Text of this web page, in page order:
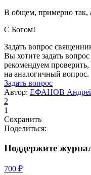
В общем, примерно так,
С Богом!
Задать вопрос
Вы хотите задать
рекомендуем
на аналогичный вопрос.
Задать вопрос
Автор: ЕФАНОВ
2
1
Сохранить
Поделиться:
Поддержите
700 ₽